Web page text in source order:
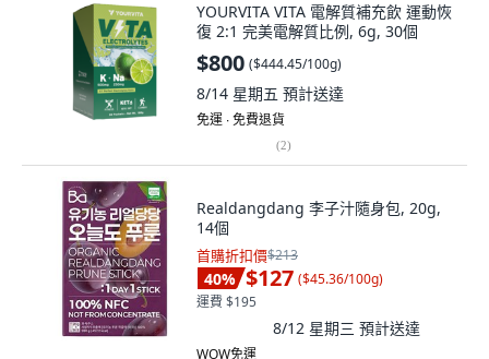
YOURVITA VITA 電解質補充飲 運動恢
復 2:1 完美電解質比例, 6g, 30個
$800 ($444.45/100g)
8/14 星期五 預計送達
免運 ∙ 免費退貨
(2)
Realdangdang 李子汁隨身包, 20g,
14個
首購折扣價$213
40% $127 ($45.36/100g)
運費 $195
8/12 星期三 預計送達
WOW免運